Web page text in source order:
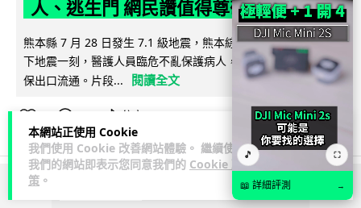
本網站正使用 Cookie
我們使用 Cookie 改善網站體驗。 繼續使用
我們的網站即表示您同意我們的 Cookie 政
策 。
人、逃生門 網民讚值得尊敬
熊本縣 7 月 28 日發生 7.1 級地震，熊本綜合醫院手術室鏡頭拍
下地震一刻，醫護人員臨危不亂保護病人，更馬上開逃生門確
保出口流通。片段...
閱讀全文
分享
🎵 ⛶
📖 詳細評測 →